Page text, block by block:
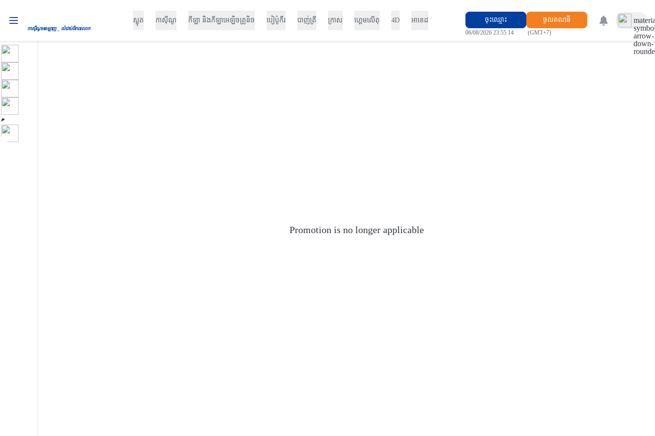
កាស៊ីណូអនឡាញ _ លំដាប់ពិភពលោក
ស្លុត កាស៊ីណូ កីឡា និងកីឡាអេឡិចត្រូនិច បៀប៉ូកឺរ បាញ់ត្រី ក្រាស ហ្គេមលើតុ 4D អាខេដ ចុះ​ឈ្មោះ ចូលគណនី
06/08/2026 23:55:15 (GMT+7)
arrow-
down-
Promotion is no longer applicable